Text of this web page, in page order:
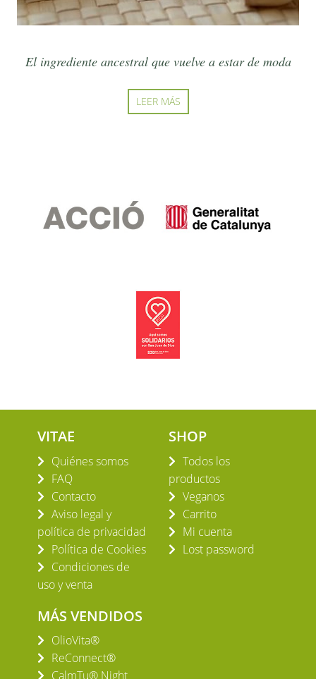
El ingrediente ancestral que vuelve a estar de moda
LEER MÁS
VITAE
Quiénes somos
FAQ
Contacto
Aviso legal y
política de privacidad
Política de Cookies
Condiciones de
uso y venta
SHOP
Todos los
productos
Veganos
Carrito
Mi cuenta
Lost password
MÁS VENDIDOS
OlioVita®
ReConnect®
CalmTu® Night